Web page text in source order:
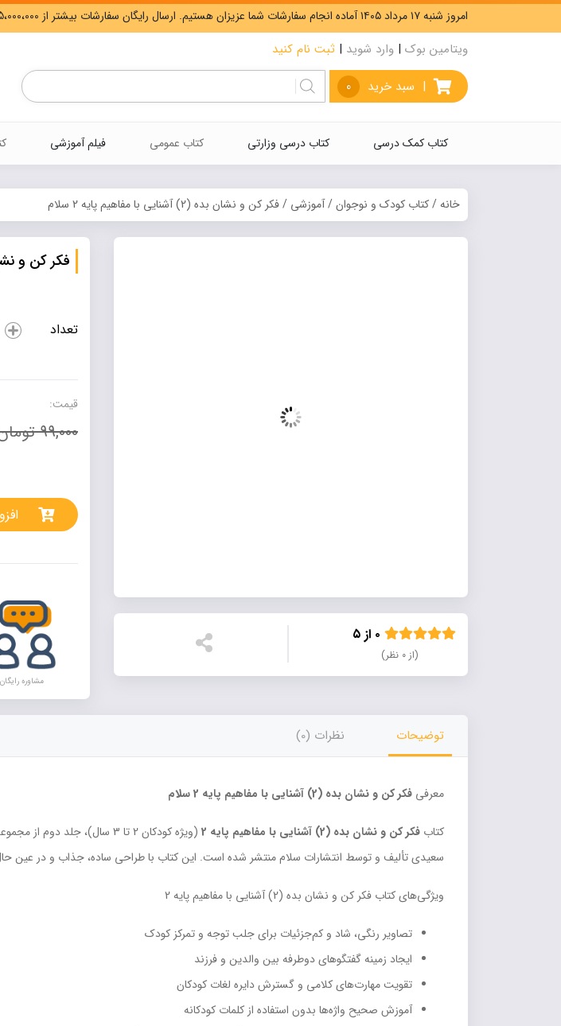
امروز شنبه ۱۷ مرداد ۱۴۰۵ آماده انجام سفارشات شما عزیزان هستیم. ارسال رایگان سفارشات بیشتر از 5،000،000 تومان.
ویتامین بوک | وارد شوید | ثبت نام کنید
| سبد خرید 0
کتاب کمک درسی کتاب درسی وزارتی کتاب عمومی فیلم آموزشی
خانه/کتاب کودک و نوجوان/آموزشی / فکر کن و نشان بده (2) آشنایی با مفاهیم پایه 2 سلام
(از ۰ نظر)
فکر کن و نشان بده (2)
تعداد
قیمت:
99,000 تومان
مشاوره رایگان
توضیحات نظرات (0)
معرفی فکر کن و نشان بده (2) آشنایی با مفاهیم پایه 2 سلام
کتاب فکر کن و نشان بده (2) آشنایی با مفاهیم پایه 2 (ویژه کودکان 2 تا 3 سال)، جلد دوم از مجموعه آموزشی ارزشمند
سعیدی تألیف و توسط انتشارات سلام منتشر شده است. این کتاب با طراحی ساده، جذاب و در عین
ویژگی‌های کتاب فکر کن و نشان بده (2) آشنایی با مفاهیم پایه 2
تصاویر رنگی، شاد و کم‌جزئیات برای جلب توجه و تمرکز کودک
ایجاد زمینه گفتگوهای دوطرفه بین والدین و فرزند
تقویت مهارت‌های کلامی و گسترش دایره لغات کودکان
آموزش صحیح واژه‌ها بدون استفاده از کلمات کودکانه